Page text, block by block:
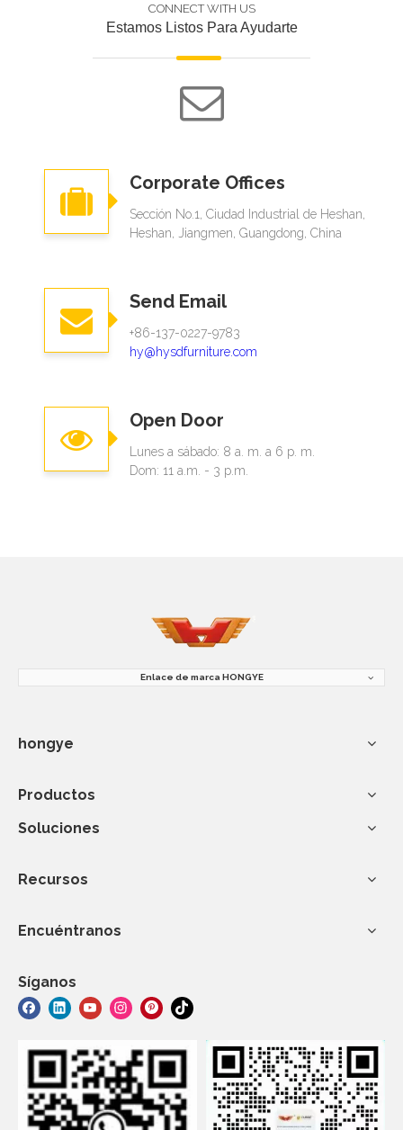
CONNECT WITH US
Estamos Listos Para Ayudarte
Corporate Offices
Sección No.1, Ciudad Industrial de Heshan,
Heshan, Jiangmen, Guangdong, China
Send Email
+86-137-0227-9783
hy@hysdfurniture.com
Open Door
Lunes a sábado: 8 a. m. a 6 p. m.
Dom: 11 a.m. - 3 p.m.
Enlace de marca HONGYE
hongye
Productos
Soluciones
Recursos
Encuéntranos
Síganos